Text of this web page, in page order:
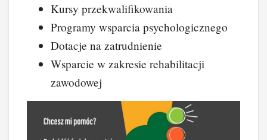
Kursy przekwalifikowania
Programy wsparcia psychologicznego
Dotacje na zatrudnienie
Wsparcie w zakresie rehabilitacji
zawodowej